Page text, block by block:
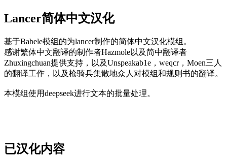
Lancer简体中文汉化
基于Babele模组的为lancer制作的简体中文汉化模组。
感谢繁体中文翻译的制作者Hazmole以及简中翻译者
Zhuxingchuan提供支持，以及Unspeakab1e，weqcr，Moen三人
的翻译工作，以及枪骑兵集散地众人对模组和规则书的翻译。
本模组使用deepseek进行文本的批量处理。
已汉化内容